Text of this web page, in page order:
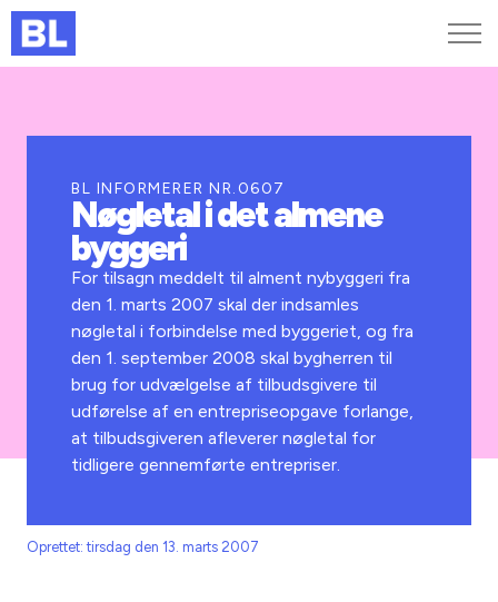
Kurser og arrangementer
Jobportalen
BL INFORMERER NR.0607
Nøgletal i det almene
byggeri
For tilsagn meddelt til alment nybyggeri fra
den 1. marts 2007 skal der indsamles
nøgletal i forbindelse med byggeriet, og fra
den 1. september 2008 skal bygherren til
brug for udvælgelse af tilbudsgivere til
udførelse af en entrepriseopgave forlange,
at tilbudsgiveren afleverer nøgletal for
tidligere gennemførte entrepriser.
Oprettet: tirsdag den 13. marts 2007